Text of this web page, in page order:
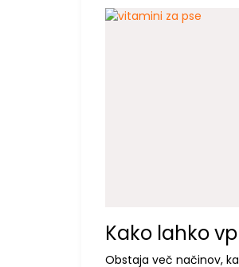
Kako lahko
Obstaja več načinov,